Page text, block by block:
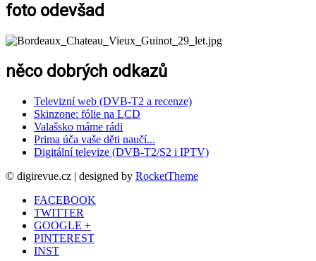
foto odevšad
něco dobrých odkazů
Televizní web (DVB-T2 a recenze)
Skinzone: fólie na LCD
Valašsko máme rádi
Prima úča vaše děti naučí...
Digitální televize (DVB-T2/S2 i IPTV)
© digirevue.cz | designed by RocketTheme
FACEBOOK
TWITTER
GOOGLE +
PINTEREST
INST